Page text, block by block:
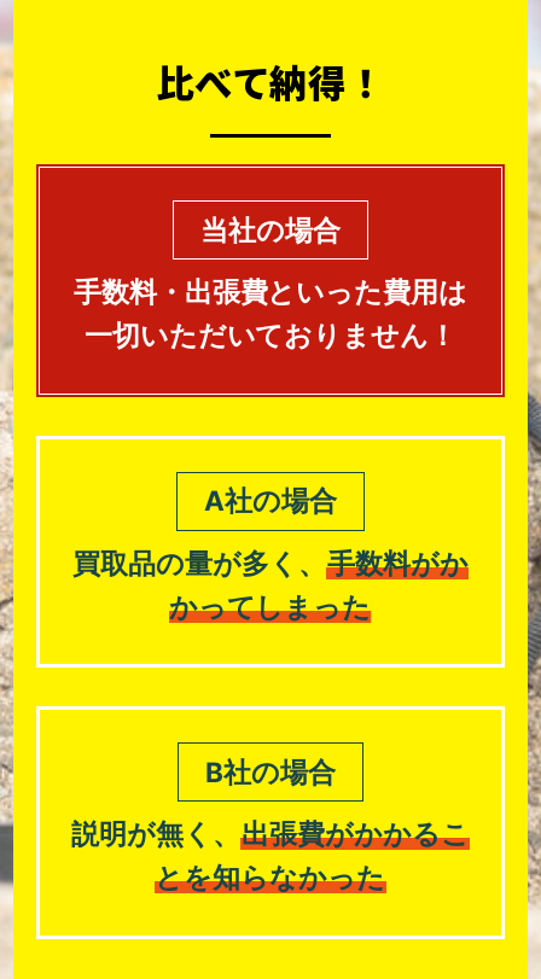
比べて納得！
当社の場合
手数料・出張費といった費用は
一切いただいておりません！
A社の場合
買取品の量が多く、 手数料がか
かってしまった
B社の場合
説明が無く、出張費がかかるこ
とを知らなかった